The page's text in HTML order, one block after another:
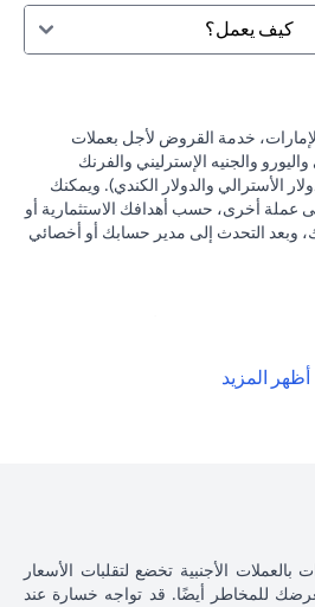
كيف يعمل؟
خدمة القروض لأجل بعملات
والجنيه الإسترليني والفرنك
الأسترالي والدولار الكندي). ويمكنك
عملة أخرى، حسب أهدافك الاستثمارية أو
وبعد التحدث إلى مدير حسابك أو أخصائي
قرضك بالدولار الأمريكي إلى الين
* 105 = 10,500,000 ين ياباني)
أظهر المزيد
الأجنبية تخضع لتقلبات الأسعار
للمخاطر أيضًا. قد تواجه خسارة عند